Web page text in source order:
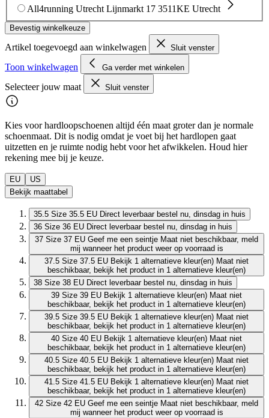
All4running Utrecht Lijnmarkt 17 3511KE Utrecht
Bevestig winkelkeuze
Artikel toegevoegd aan winkelwagen Sluit venster
Toon winkelwagen Ga verder met winkelen
Selecteer jouw maat Sluit venster
Kies voor hardloopschoenen altijd één maat groter dan je normale
schoenmaat. Dit is nodig omdat je voet bij het hardlopen gaat
uitzetten en je ruimte nodig hebt voor het afwikkelen. Houd hier
rekening mee bij je keuze.
EU
US
Bekijk maattabel
35.5 Size 35.5 EU Direct leverbaar bestel nu, dinsdag in huis
36 Size 36 EU Direct leverbaar bestel nu, dinsdag in huis
37 Size 37 EU Geef me een seintje Maat niet beschikbaar, meld
mij wanneer het product weer op voorraad is
37.5 Size 37.5 EU Bekijk 1 alternatieve kleur(en) Maat niet
beschikbaar, bekijk het product in 1 alternatieve kleur(en)
38 Size 38 EU Direct leverbaar bestel nu, dinsdag in huis
39 Size 39 EU Bekijk 1 alternatieve kleur(en) Maat niet
beschikbaar, bekijk het product in 1 alternatieve kleur(en)
39.5 Size 39.5 EU Bekijk 1 alternatieve kleur(en) Maat niet
beschikbaar, bekijk het product in 1 alternatieve kleur(en)
40 Size 40 EU Bekijk 1 alternatieve kleur(en) Maat niet
beschikbaar, bekijk het product in 1 alternatieve kleur(en)
40.5 Size 40.5 EU Bekijk 1 alternatieve kleur(en) Maat niet
beschikbaar, bekijk het product in 1 alternatieve kleur(en)
41.5 Size 41.5 EU Bekijk 1 alternatieve kleur(en) Maat niet
beschikbaar, bekijk het product in 1 alternatieve kleur(en)
42 Size 42 EU Geef me een seintje Maat niet beschikbaar, meld
mij wanneer het product weer op voorraad is